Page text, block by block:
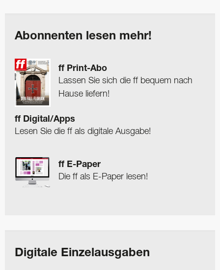
Abonnenten lesen mehr!
ff Print-Abo
Lassen Sie sich die ff bequem nach
Hause liefern!
ff Digital/Apps
Lesen Sie die ff als digitale Ausgabe!
ff E-Paper
Die ff als E-Paper lesen!
Digitale Einzelausgaben